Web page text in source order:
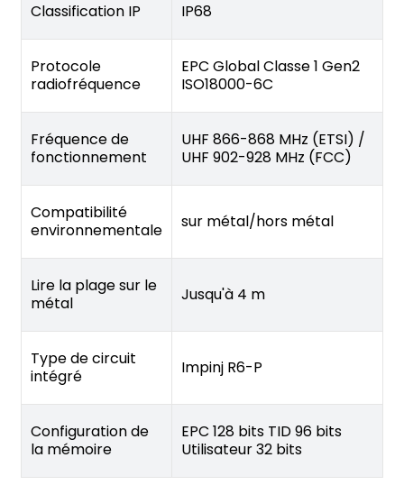
Classification IP IP68
Protocole
radiofréquence
EPC Global Classe 1 Gen2
ISO18000-6C
Fréquence de
fonctionnement
UHF 866-868 MHz (ETSI) /
UHF 902-928 MHz (FCC)
Compatibilité
environnementale
sur métal/hors métal
Lire la plage sur le
métal
Jusqu'à 4 m
Type de circuit
intégré
Impinj R6-P
Configuration de
la mémoire
EPC 128 bits TID 96 bits
Utilisateur 32 bits